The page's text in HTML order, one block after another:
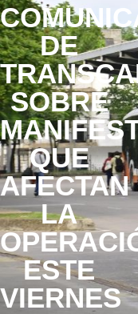
DE
SOBRE
QUE
AFECTAN
LA
ESTE
VIERNES